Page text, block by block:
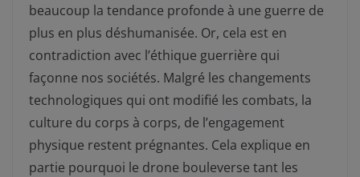
beaucoup la tendance profonde à une guerre de
plus en plus déshumanisée. Or, cela est en
contradiction avec l’éthique guerrière qui
façonne nos sociétés. Malgré les changements
technologiques qui ont modifié les combats, la
culture du corps à corps, de l’engagement
physique restent prégnantes. Cela explique en
partie pourquoi le drone bouleverse tant les